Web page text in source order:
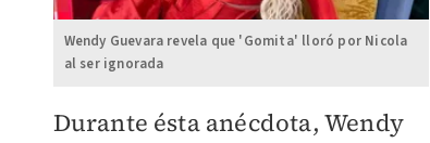
Wendy Guevara revela que 'Gomita' lloró por Nicola
al ser ignorada
Durante ésta anécdota, Wendy